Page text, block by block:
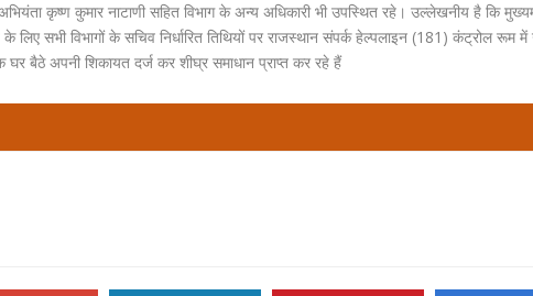
कृष्ण कुमार नाटाणी सहित विभाग के अन्य अधिकारी भी उपस्थित रहे। उल्लेखनीय है कि
लिए सभी विभागों के सचिव निर्धारित तिथियों पर राजस्थान संपर्क हेल्पलाइन (181) कंट्रोल रूम
बैठे अपनी शिकायत दर्ज कर शीघ्र समाधान प्राप्त कर रहे हैं